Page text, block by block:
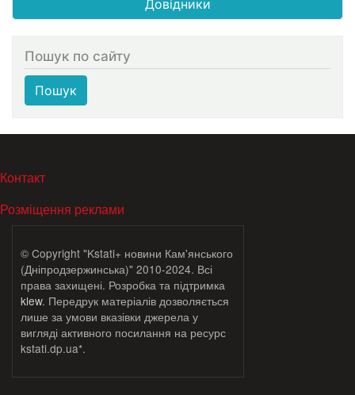
Довідники
Пошук по сайту
Пошук
МЕНЮ В ПОДВАЛЕ
Контакт
Розміщення реклами
© Copyright "Kstati+ новини Кам'янського
(Дніпродзержинська)" 2010-2024. Всі
права захищені. Розробка та підтримка
klew. Передрук матеріалів дозволяється
лише за умови вказівки джерела у
вигляді активного посилання на ресурс
kstati.dp.ua*.